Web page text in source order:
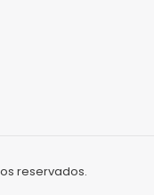
reservados.